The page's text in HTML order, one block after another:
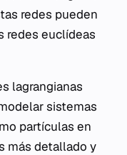
redes pueden
redes euclídeas
lagrangianas
sistemas
partículas en
más detallado y